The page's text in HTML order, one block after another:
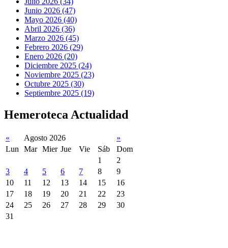
Junio 2026 (47)
Mayo 2026 (40)
Abril 2026 (36)
Marzo 2026 (45)
Febrero 2026 (29)
Enero 2026 (20)
Diciembre 2025 (24)
Noviembre 2025 (23)
Octubre 2025 (30)
Septiembre 2025 (19)
Hemeroteca Actualidad
« Agosto 2026
»
Lun
Mar Mier Jue Vie Sáb
Dom
1
2
3
4 5 6 7 8
9
10
11 12 13 14 15
16
17
18 19 20 21 22
23
24
25 26 27 28 29
30
31